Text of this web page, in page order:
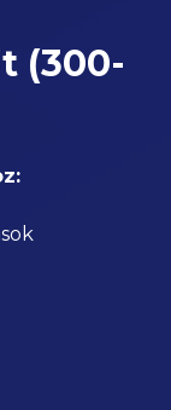
(300-